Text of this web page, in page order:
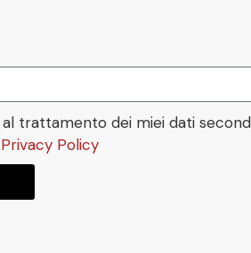
trattamento dei miei dati
Privacy Policy